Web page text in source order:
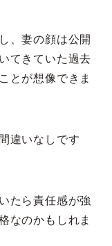
、妻の顔は公開
てきていた過去
とが想像できま
違いなしです
たら責任感が強
なのかもしれま